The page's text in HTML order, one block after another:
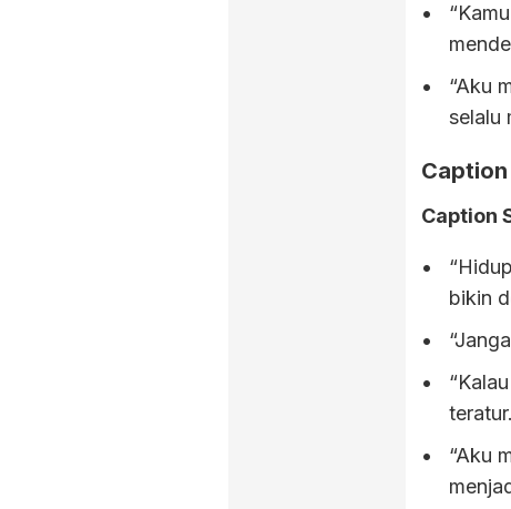
“Aku
selalu
Caption
bikin
“Aku